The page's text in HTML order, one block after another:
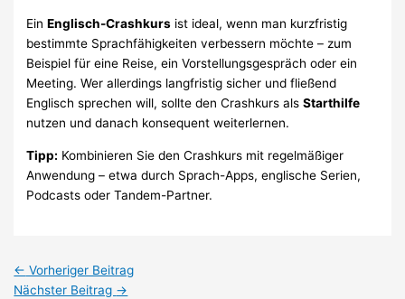
EinEnglisch-Crashkurs ist ideal, wenn man kurzfristig
bestimmte Sprachfähigkeiten verbessern möchte – zum
Beispiel für eine Reise, ein Vorstellungsgespräch oder ein
Meeting. Wer allerdings langfristig sicher und fließend
Englisch sprechen will, sollte den Crashkurs alsStarthilfe
nutzen und danach konsequent weiterlernen.
Tipp: Kombinieren Sie den Crashkurs mit regelmäßiger
Anwendung – etwa durch Sprach-Apps, englische Serien,
Podcasts oder Tandem-Partner.
← Vorheriger Beitrag
Nächster Beitrag →